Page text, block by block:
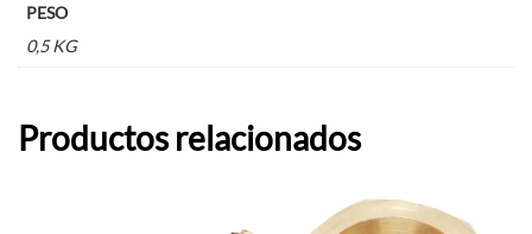
PESO
0,5 KG
Productos relacionados